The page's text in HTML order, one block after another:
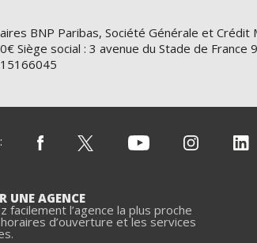
BNP Paribas, Société Générale et Crédit
Siège social : 3 avenue du Stade de France
UNE AGENCE
facilement l’agence la plus proche
d’ouverture et les services